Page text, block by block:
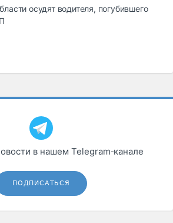
осудят водителя, погубившего
в нашем Telegram‑канале
ПОДПИСАТЬСЯ